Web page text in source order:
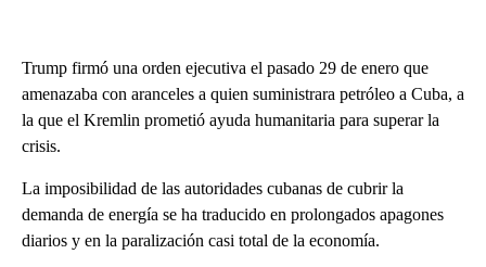
Trump firmó una orden ejecutiva el pasado 29 de enero que
amenazaba con aranceles a quien suministrara petróleo a Cuba, a
la que el Kremlin prometió ayuda humanitaria para superar la
crisis.
La imposibilidad de las autoridades cubanas de cubrir la
demanda de energía se ha traducido en prolongados apagones
diarios y en la paralización casi total de la economía.